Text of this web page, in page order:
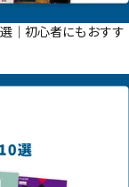
｜初心者にもおすす